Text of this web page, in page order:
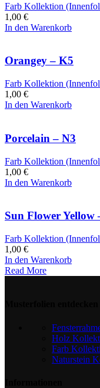
Farb Kollektion
1,00 €
In den Warenkorb
Orangey – K5
Farb Kollektion
1,00 €
In den Warenkorb
Porcelain – N3
Farb Kollektion
1,00 €
In den Warenkorb
Sun Flower Yellow
Farb Kollektion
1,00 €
In den Warenkorb
Read More
Holz
Farb
Naturstein